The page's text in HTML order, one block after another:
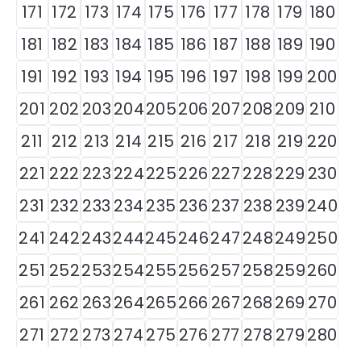
171 172 173 174 175 176 177 178 179 180
181 182 183 184 185 186 187 188 189 190
191 192 193 194 195 196 197 198 199 200
201 202 203204205206 207208209 210
211 212 213 214 215 216 217 218 219 220
221 222 223224225226 227228229 230
231 232 233 234235 236 237 238 239240
241 242243244245246247248249250
251 252253254255256257258259260
261 262 263264265266 267268269 270
271 272 273 274275 276 277 278 279280